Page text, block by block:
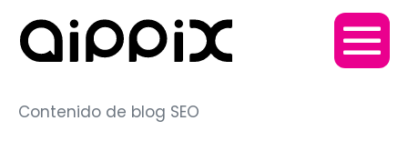
Contenido de blog SEO